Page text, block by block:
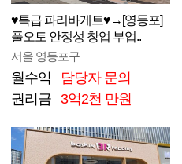
♥특급 파리바게트♥→[영등포]
풀오토 안정성 창업 부업..
서울 영등포구
월수익
담당자 문의
권리금 3억2천 만원